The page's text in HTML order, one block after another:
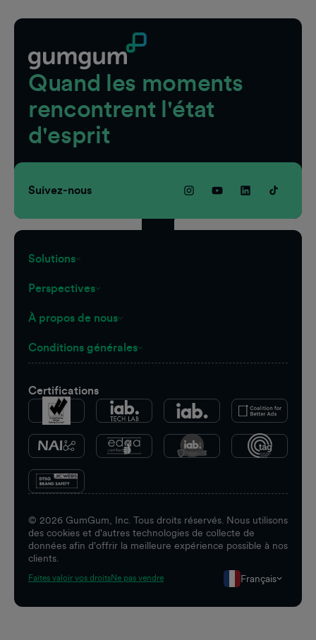
Quand les moments
rencontrent l'état
d'esprit
Suivez-nous
Solutions
Perspectives
À propos de nous
Conditions générales
Certifications
© 2026 GumGum, Inc. Tous droits réservés. Nous utilisons
des cookies et d'autres technologies de collecte de
données afin d'offrir la meilleure expérience possible à nos
clients.
Faites valoir vos droitsNe pas vendre Français